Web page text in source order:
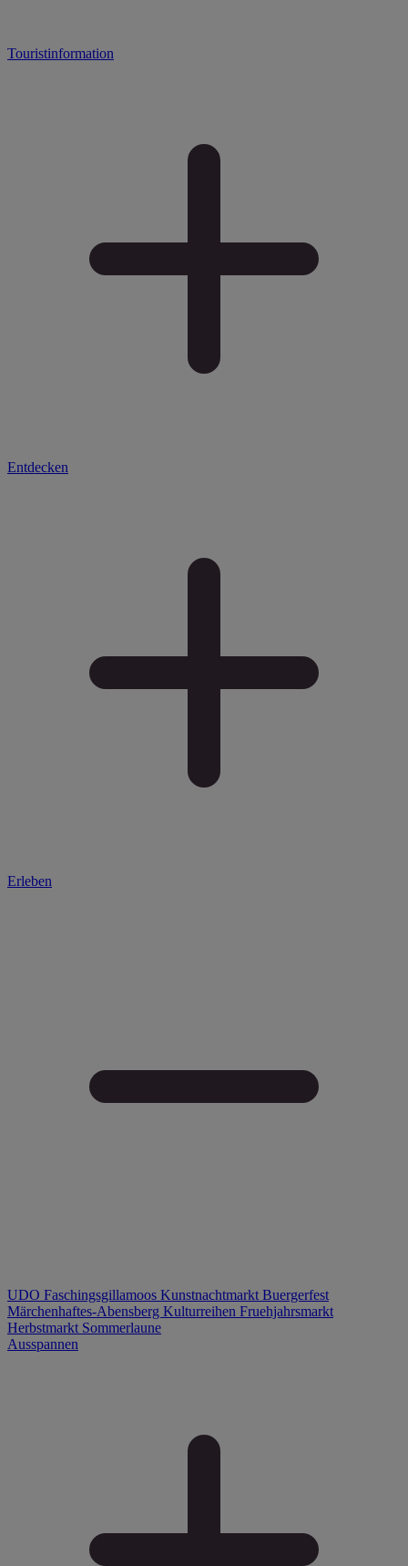
Touristinformation
Entdecken
Erleben
UDO Faschingsgillamoos Kunstnachtmarkt Buergerfest
Märchenhaftes-Abensberg Kulturreihen Fruehjahrsmarkt
Herbstmarkt Sommerlaune
Ausspannen